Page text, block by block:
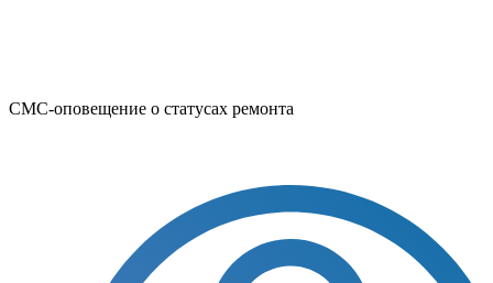
СМС-оповещение о статусах ремонта